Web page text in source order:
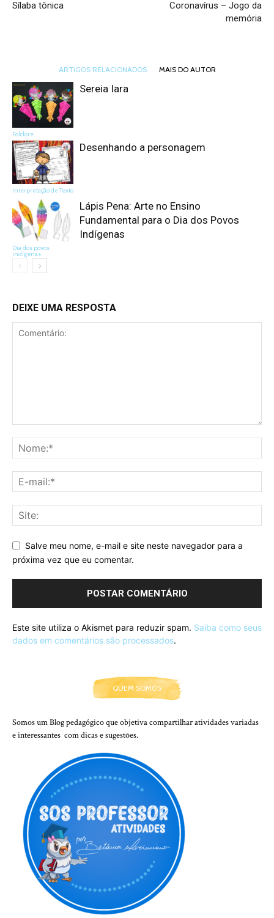
Sílaba tônica
Coronavírus – Jogo da
memória
ARTIGOS RELACIONADOS MAIS DO AUTOR
Folclore
Sereia Iara
Interpretação de Texto
Desenhando a personagem
Dia dos povos
indígenas
Lápis Pena: Arte no Ensino
Fundamental para o Dia dos Povos
Indígenas
DEIXE UMA RESPOSTA
Salve meu nome, e-mail e site neste navegador para a
próxima vez que eu comentar.
Este site utiliza o Akismet para reduzir spam. Saiba como seus
dados em comentários são processados.
QUEM SOMOS
Somos um Blog pedagógico que objetiva compartilhar atividades variadas
e interessantes com dicas e sugestões.